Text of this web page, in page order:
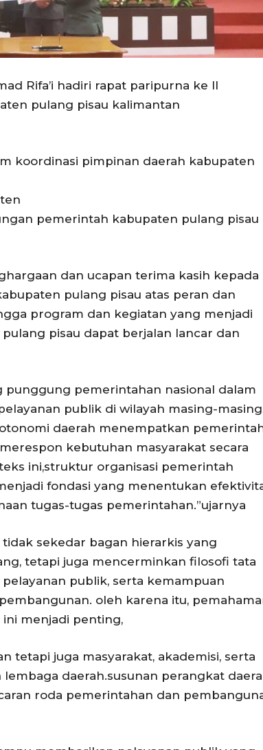
Rifa’i hadiri rapat paripurna ke II
pulang pisau kalimantan
koordinasi pimpinan daerah kabupaten
pemerintah kabupaten pulang pisau
dan ucapan terima kasih kepada
pulang pisau atas peran dan
program dan kegiatan yang menjadi
pisau dapat berjalan lancar dan
pemerintahan nasional dalam
publik di wilayah masing-
daerah menempatkan
kebutuhan masyarakat secara
ini,struktur organisasi pemerintah
fondasi yang menentukan
tugas-tugas pemerintahan.”ujarnya
sekedar bagan hierarkis yang
tetapi juga mencerminkan filosofi tata
publik, serta kemampuan
oleh karena itu,
menjadi penting,
tetapi juga masyarakat, akademisi, serta
daerah.susunan perangkat
roda pemerintahan dan